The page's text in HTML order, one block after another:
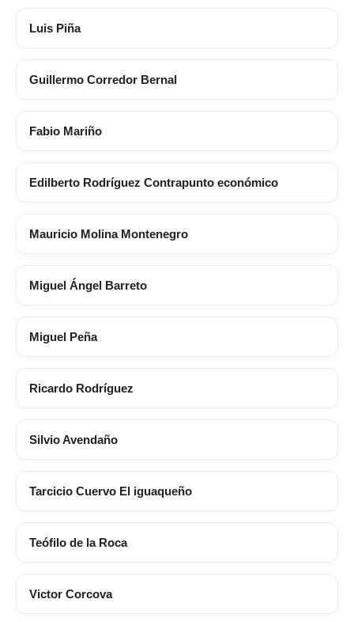
Luis Piña
Guillermo Corredor Bernal
Fabio Mariño
Edilberto Rodríguez Contrapunto económico
Mauricio Molina Montenegro
Miguel Ángel Barreto
Miguel Peña
Ricardo Rodríguez
Silvio Avendaño
Tarcicio Cuervo El iguaqueño
Teófilo de la Roca
Victor Corcova